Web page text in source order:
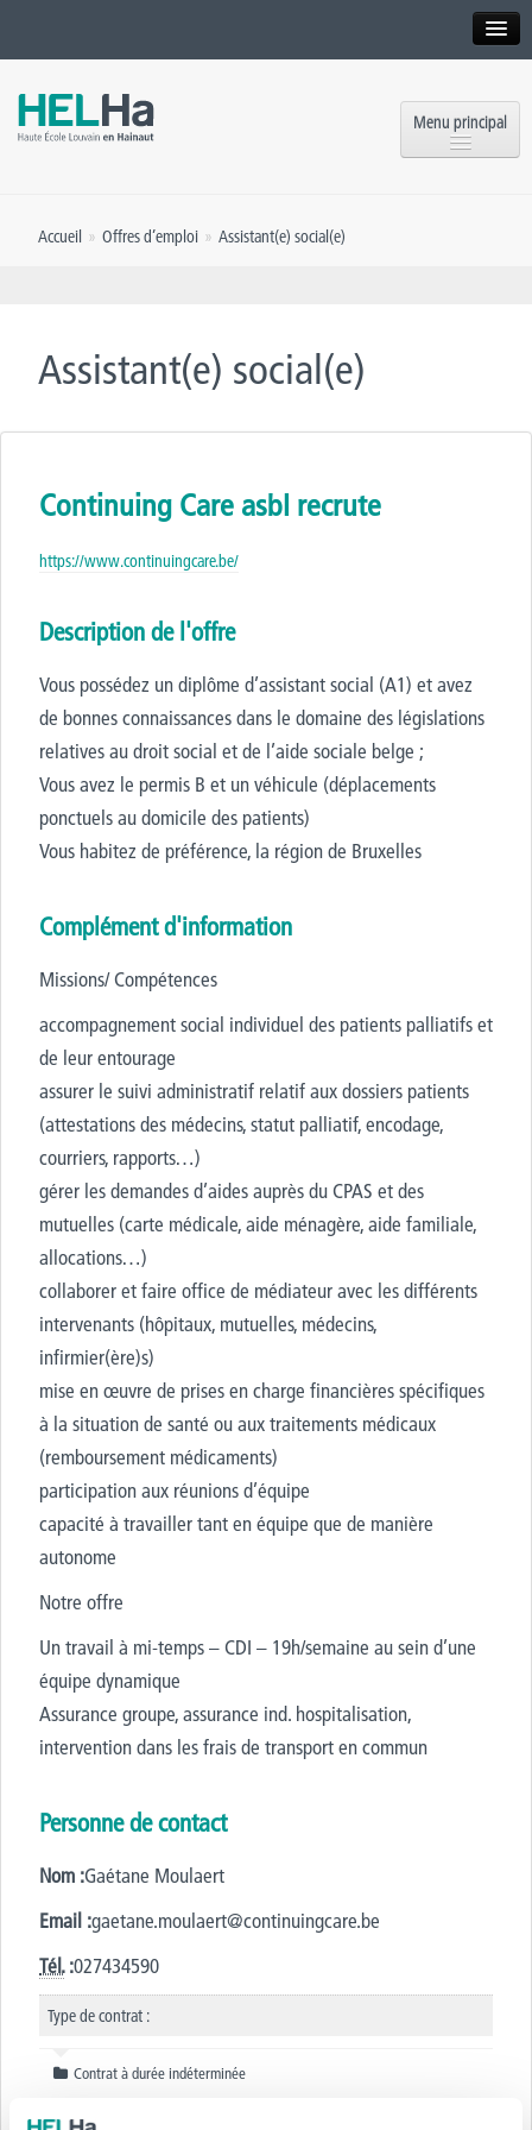
Formation continue et Recherche
Presse
Menu principal
OEH
Rencontrez-nous
Inscriptions
Accueil » Offres d’emploi » Assistant(e) social(e)
Assistant(e) social(e)
Continuing Care asbl recrute
https://www.continuingcare.be/
Description de l'offre
Vous possédez un diplôme d’assistant social (A1) et avez
de bonnes connaissances dans le domaine des législations
relatives au droit social et de l’aide sociale belge ;
Vous avez le permis B et un véhicule (déplacements
ponctuels au domicile des patients)
Vous habitez de préférence, la région de Bruxelles
Complément d'information
Missions/ Compétences
accompagnement social individuel des patients palliatifs et
de leur entourage
assurer le suivi administratif relatif aux dossiers patients
(attestations des médecins, statut palliatif, encodage,
courriers, rapports…)
gérer les demandes d’aides auprès du CPAS et des
mutuelles (carte médicale, aide ménagère, aide familiale,
allocations…)
collaborer et faire office de médiateur avec les différents
intervenants (hôpitaux, mutuelles, médecins,
infirmier(ère)s)
mise en œuvre de prises en charge financières spécifiques
à la situation de santé ou aux traitements médicaux
(remboursement médicaments)
participation aux réunions d’équipe
capacité à travailler tant en équipe que de manière
autonome
Notre offre
Un travail à mi-temps – CDI – 19h/semaine au sein d’une
équipe dynamique
Assurance groupe, assurance ind. hospitalisation,
intervention dans les frais de transport en commun
Personne de contact
Nom :Gaétane Moulaert
Email :gaetane.moulaert@continuingcare.be
Tél.:027434590
Type de contrat :
Contrat à durée indéterminée